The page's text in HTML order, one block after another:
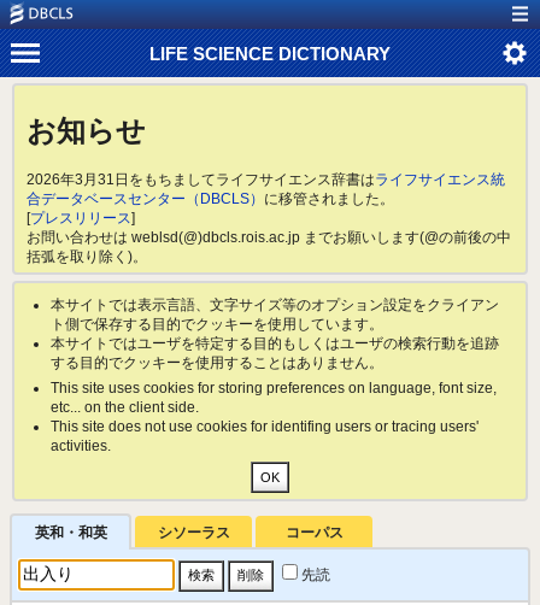
LIFE SCIENCE DICTIONARY
お知らせ
2026年3月31日をもちましてライフサイエンス辞書はライフサイエンス統
合データベースセンター（DBCLS） に移管されました。
[プレスリリース]
お問い合わせは weblsd(@)dbcls.rois.ac.jp までお願いします(@の前後の中
括弧を取り除く)。
本サイトでは表示言語、文字サイズ等のオプション設定をクライアン
ト側で保存する目的でクッキーを使用しています。
本サイトではユーザを特定する目的もしくはユーザの検索行動を追跡
する目的でクッキーを使用することはありません。
This site uses cookies for storing preferences on language, font size,
etc... on the client side.
This site does not use cookies for identifing users or tracing users'
activities.
英和・和英 シソーラス コーパス
先読